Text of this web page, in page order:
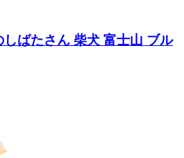
ばたさん 柴犬 富士山 ブル